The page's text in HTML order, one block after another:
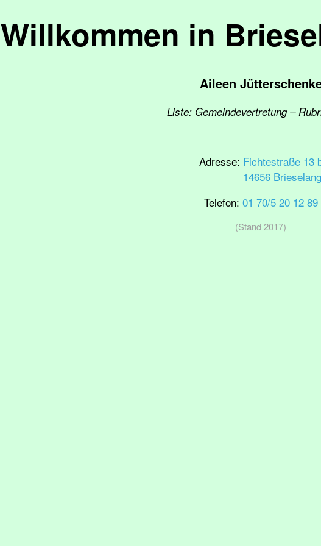
Willkommen in
Aileen
Liste: Gemeindevertretung –
Adresse: Fichtestraße 13
14656 Brieselang
Telefon: 01 70/5 20 12 89
(Stand 2017)